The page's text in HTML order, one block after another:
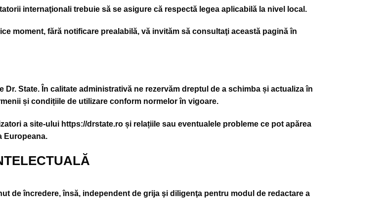
internaţionali trebuie să se asigure că respectă legea aplicabilă la nivel local.
moment, fără notificare prealabilă, vă invităm să consultaţi această pagină în
State. În calitate administrativă ne rezervăm dreptul de a schimba și actualiza în
și condițiile de utilizare conform normelor în vigoare.
a site-ului https://drstate.ro și relațiile sau eventualele probleme ce pot apărea
Europeana.
de încredere, însă, independent de grija şi diligenţa pentru modul de redactare a